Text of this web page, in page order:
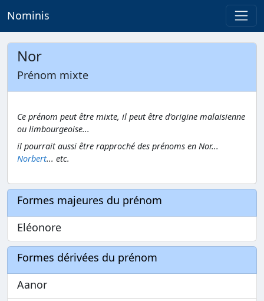
Nominis
Nor
Prénom mixte
Ce prénom peut être mixte, il peut être d'origine malaisienne
ou limbourgeoise...
il pourrait aussi être rapproché des prénoms en Nor...
Norbert... etc.
Formes majeures du prénom
Eléonore
Formes dérivées du prénom
Aanor